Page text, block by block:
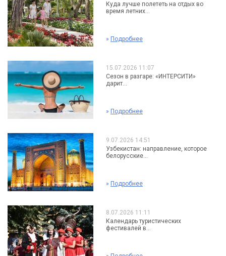
Куда лучше полететь на отдых во
время летних...
» Подробнее
15.07.2026 11:07
Сезон в разгаре: «ИНТЕРСИТИ»
дарит...
» Подробнее
9.07.2026 14:51
Узбекистан: направление, которое
белорусские...
» Подробнее
8.07.2026 11:11
Календарь туристических
фестивалей в...